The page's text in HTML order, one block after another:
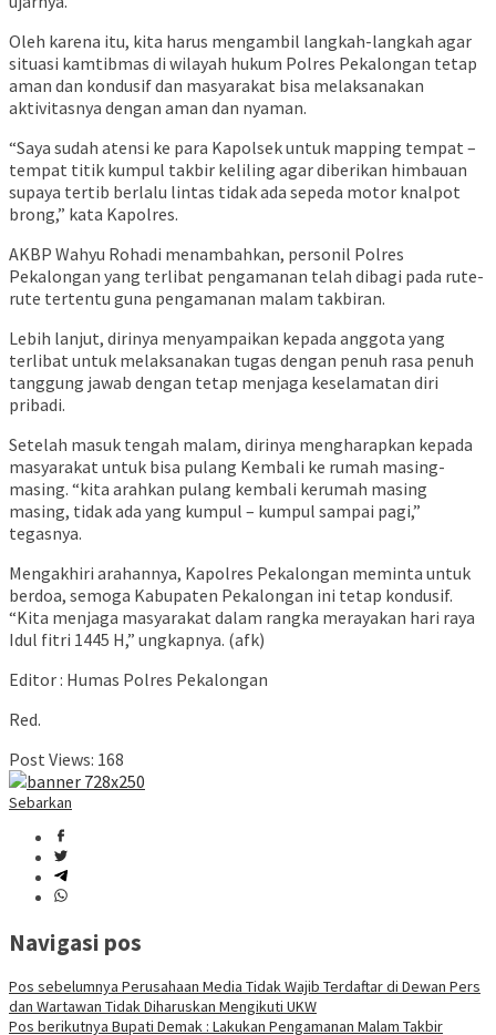
Oleh karena itu, kita harus mengambil langkah-langkah agar
situasi kamtibmas di wilayah hukum Polres Pekalongan tetap
aman dan kondusif dan masyarakat bisa melaksanakan
aktivitasnya dengan aman dan nyaman.
“Saya sudah atensi ke para Kapolsek untuk mapping tempat –
tempat titik kumpul takbir keliling agar diberikan himbauan
supaya tertib berlalu lintas tidak ada sepeda motor knalpot
brong,” kata Kapolres.
AKBP Wahyu Rohadi menambahkan, personil Polres
Pekalongan yang terlibat pengamanan telah dibagi pada rute-
rute tertentu guna pengamanan malam takbiran.
Lebih lanjut, dirinya menyampaikan kepada anggota yang
terlibat untuk melaksanakan tugas dengan penuh rasa penuh
tanggung jawab dengan tetap menjaga keselamatan diri
pribadi.
Setelah masuk tengah malam, dirinya mengharapkan kepada
masyarakat untuk bisa pulang Kembali ke rumah masing-
masing. “kita arahkan pulang kembali kerumah masing
masing, tidak ada yang kumpul – kumpul sampai pagi,”
tegasnya.
Mengakhiri arahannya, Kapolres Pekalongan meminta untuk
berdoa, semoga Kabupaten Pekalongan ini tetap kondusif.
“Kita menjaga masyarakat dalam rangka merayakan hari raya
Idul fitri 1445 H,” ungkapnya. (afk)
Editor : Humas Polres Pekalongan
Red.
Post Views: 168
Sebarkan
Navigasi pos
Pos sebelumnya Perusahaan Media Tidak Wajib Terdaftar di Dewan Pers
dan Wartawan Tidak Diharuskan Mengikuti UKW
Pos berikutnya Bupati Demak : Lakukan Pengamanan Malam Takbir